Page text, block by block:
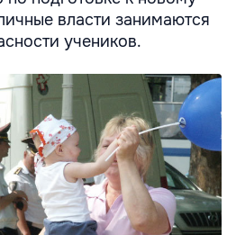
власти занимаются
учеников.